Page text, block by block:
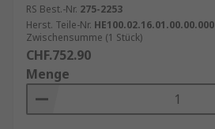
RS Best.-Nr. 275-2253
Herst. Teile-Nr. HE100.02.16.01.00.00.000
Zwischensumme (1 Stück)
CHF.752.90
Menge